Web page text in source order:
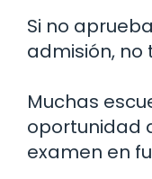
Si no
admisión, no
Muchas
oportunidad
examen en